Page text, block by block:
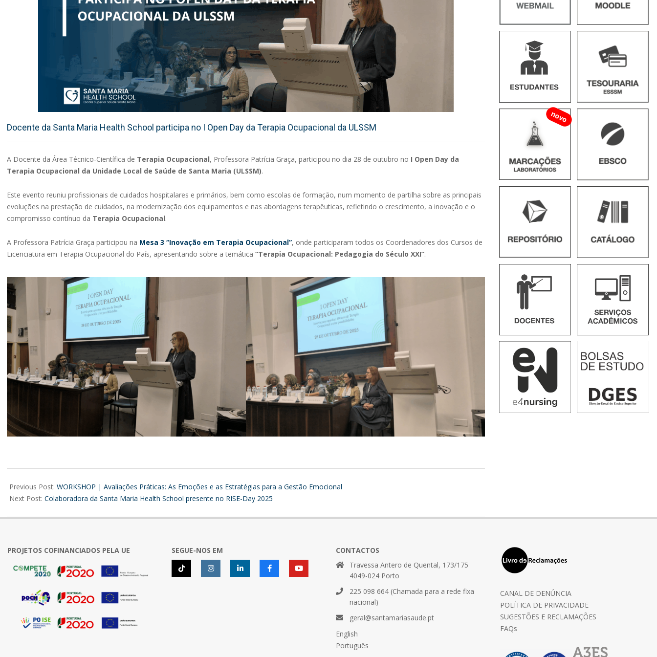
Docente da Santa Maria Health School participa no I Open Day da Terapia Ocupacional da ULSSM
A Docente da Área Técnico-Científica de Terapia Ocupacional, Professora Patrícia Graça, participou no dia 28 de outubro no I Open Day da
Terapia Ocupacional da Unidade Local de Saúde de Santa Maria (ULSSM).
Este evento reuniu profissionais de cuidados hospitalares e primários, bem como escolas de formação, num momento de partilha sobre as principais
evoluções na prestação de cuidados, na modernização dos equipamentos e nas abordagens terapêuticas, refletindo o crescimento, a inovação e o
compromisso contínuo da Terapia Ocupacional.
A Professora Patrícia Graça participou na Mesa 3 “Inovação em Terapia Ocupacional”, onde participaram todos os Coordenadores dos Cursos de
Licenciatura em Terapia Ocupacional do País, apresentando sobre a temática “Terapia Ocupacional: Pedagogia do Século XXI”.
10-
29
Previous Post: WORKSHOP | Avaliações Práticas: As Emoções e as Estratégias para a Gestão Emocional
Next Post: Colaboradora da Santa Maria Health School presente no RISE-Day 2025
novo
PROJETOS COFINANCIADOS PELA UE SEGUE-NOS EM
CONTACTOS
Travessa Antero de Quental, 173/175
4049-024 Porto
225 098 664 (Chamada para a rede fixa
nacional)
geral@santamariasaude.pt
English
Português
CANAL DE DENÚNCIA
POLÍTICA DE PRIVACIDADE
SUGESTÕES E RECLAMAÇÕES
FAQs